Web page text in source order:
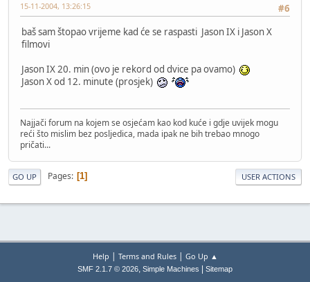
#6
15-11-2004, 13:26:15
baš sam štopao vrijeme kad će se raspasti Jason IX i Jason X
filmovi
Jason IX 20. min (ovo je rekord od dvice pa ovamo)
Jason X od 12. minute (prosjek)
Najjači forum na kojem se osjećam kao kod kuće i gdje uvijek mogu
reći što mislim bez posljedica, mada ipak ne bih trebao mnogo
pričati...
GO UP Pages 1 USER ACTIONS
Help | Terms and Rules| Go Up ▲
SMF 2.1.7 © 2026, Simple Machines Sitemap